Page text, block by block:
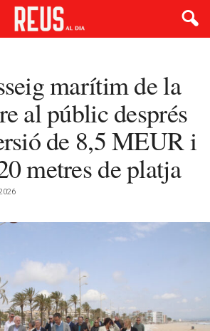
marítim de la
al públic després
de 8,5 MEUR i
metres de platja